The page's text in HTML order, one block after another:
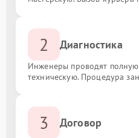
2 Диагностика
Инженеры проводят полную
техническую. Процедура
3 Договор